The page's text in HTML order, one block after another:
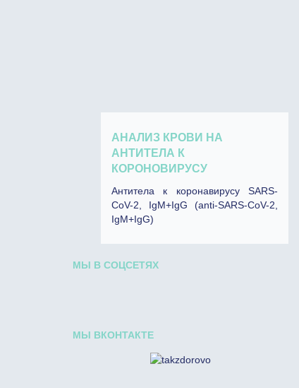
АНАЛИЗ КРОВИ НА
АНТИТЕЛА К
КОРОНОВИРУСУ
Антитела к коронавирусу SARS-
CoV-2, IgM+IgG (anti-SARS-CoV-2,
IgM+IgG)
МЫ В СОЦСЕТЯХ
МЫ ВКОНТАКТЕ